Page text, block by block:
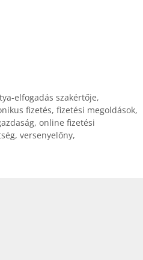
elfogadás szakértője,
fizetés, fizetési megoldások,
, online fizetési
, versenyelőny,